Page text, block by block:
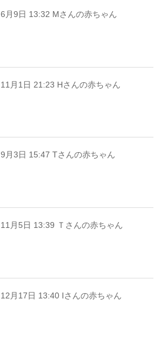
6月9日 13:32 Mさんの赤ちゃん
11月1日 21:23 Hさんの赤ちゃん
9月3日 15:47 Tさんの赤ちゃん
11月5日 13:39 Ｔさんの赤ちゃん
12月17日 13:40 Iさんの赤ちゃん